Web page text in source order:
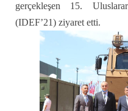
gerçekleşen 15.
(IDEF’21) ziyaret etti.